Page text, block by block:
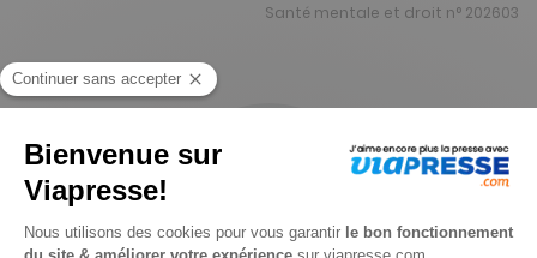
Santé mentale et droit n° 202603